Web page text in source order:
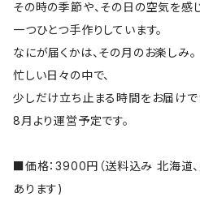
その時の季節や、その日の空気を感
一つひとつ手作りしています。
なにが届くかは、その月のお楽しみ。
忙しい日々の中で、
少しだけ立ち止まる時間をお届けで
8月より運営予定です。
■価格：3900円（送料込み 北海道
あります)